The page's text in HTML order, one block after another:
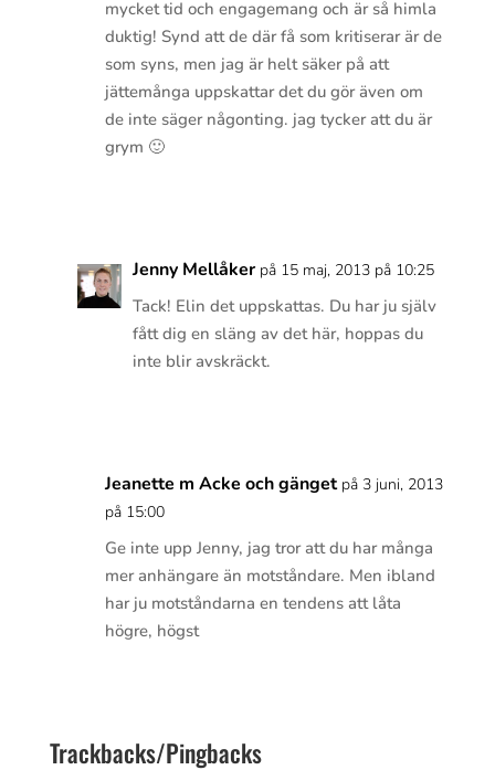
mycket tid och engagemang och är så himla
duktig! Synd att de där få som kritiserar är de
som syns, men jag är helt säker på att
jättemånga uppskattar det du gör även om
de inte säger någonting. jag tycker att du är
grym 🙂
Jenny Mellåker på 15 maj, 2013 på 10:25
Tack! Elin det uppskattas. Du har ju själv
fått dig en släng av det här, hoppas du
inte blir avskräckt.
Jeanette m Acke och gänget på 3 juni, 2013
på 15:00
Ge inte upp Jenny, jag tror att du har många
mer anhängare än motståndare. Men ibland
har ju motståndarna en tendens att låta
högre, högst
Trackbacks/Pingbacks